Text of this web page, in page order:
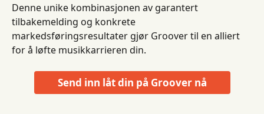
Denne unike kombinasjonen av garantert
tilbakemelding og konkrete
markedsføringsresultater gjør Groover til en alliert
for å løfte musikkarrieren din.
Send inn låt din på Groover nå